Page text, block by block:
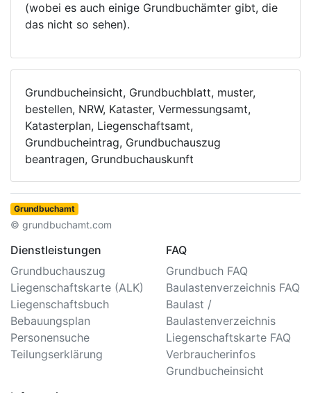
(wobei es auch einige Grundbuchämter gibt, die
das nicht so sehen).
Grundbucheinsicht, Grundbuchblatt, muster,
bestellen, NRW, Kataster, Vermessungsamt,
Katasterplan, Liegenschaftsamt,
Grundbucheintrag, Grundbuchauszug
beantragen, Grundbuchauskunft
Grundbuchamt
© grundbuchamt.com
Dienstleistungen
Grundbuchauszug
Liegenschaftskarte (ALK)
Liegenschaftsbuch
Bebauungsplan
Personensuche
Teilungserklärung
FAQ
Grundbuch FAQ
Baulastenverzeichnis FAQ
Baulast /
Baulastenverzeichnis
Liegenschaftskarte FAQ
Verbraucherinfos
Grundbucheinsicht